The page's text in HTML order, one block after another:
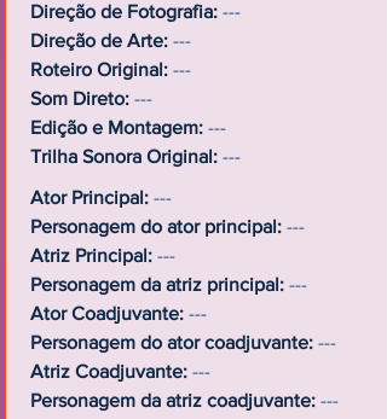
Direção de Fotografia: ---
Direção de Arte: ---
Roteiro Original: ---
Som Direto: ---
Edição e Montagem: ---
Trilha Sonora Original: ---
Ator Principal: ---
Personagem do ator principal: ---
Atriz Principal: ---
Personagem da atriz principal: ---
Ator Coadjuvante: ---
Personagem do ator coadjuvante: ---
Atriz Coadjuvante: ---
Personagem da atriz coadjuvante: ---